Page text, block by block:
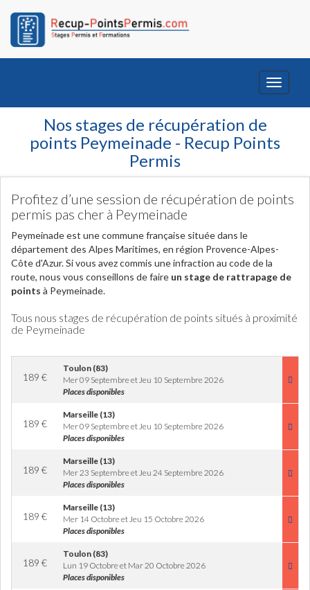
Toggle
Nos stages de récupération de
points Peymeinade - Recup Points
Permis
Profitez d’une session de récupération de points
permis pas cher à Peymeinade
Peymeinade est une commune française située dans le
département des Alpes Maritimes, en région Provence-Alpes-
Côte d'Azur. Si vous avez commis une infraction au code de la
route, nous vous conseillons de faire un stage de rattrapage de
points à Peymeinade.
Tous nous stages de récupération de points situés à proximité
de Peymeinade
189 €
Toulon (83)
Mer 09 Septembre et Jeu 10 Septembre 2026
Places disponibles
189 €
Marseille (13)
Mer 09 Septembre et Jeu 10 Septembre 2026
Places disponibles
189 €
Marseille (13)
Mer 23 Septembre et Jeu 24 Septembre 2026
Places disponibles
189 €
Marseille (13)
Mer 14 Octobre et Jeu 15 Octobre 2026
Places disponibles
189 €
Toulon (83)
Lun 19 Octobre et Mar 20 Octobre 2026
Places disponibles